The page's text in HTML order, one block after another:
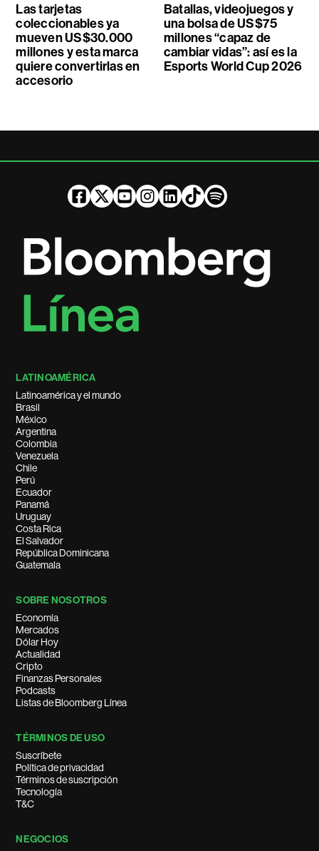
Las tarjetas
coleccionables ya
mueven US$30.000
millones y esta marca
quiere convertirlas en
accesorio
Batallas, videojuegos y
una bolsa de US$75
millones “capaz de
cambiar vidas”: así es la
Esports World Cup 2026
LATINOAMÉRICA
Latinoamérica y el mundo
Brasil
México
Argentina
Colombia
Venezuela
Chile
Perú
Ecuador
Panamá
Uruguay
Costa Rica
El Salvador
República Dominicana
Guatemala
SOBRE NOSOTROS
Economía
Mercados
Dólar Hoy
Actualidad
Cripto
Finanzas Personales
Podcasts
Listas de Bloomberg Línea
TÉRMINOS DE USO
Suscríbete
Política de privacidad
Términos de suscripción
Tecnología
T&C
NEGOCIOS